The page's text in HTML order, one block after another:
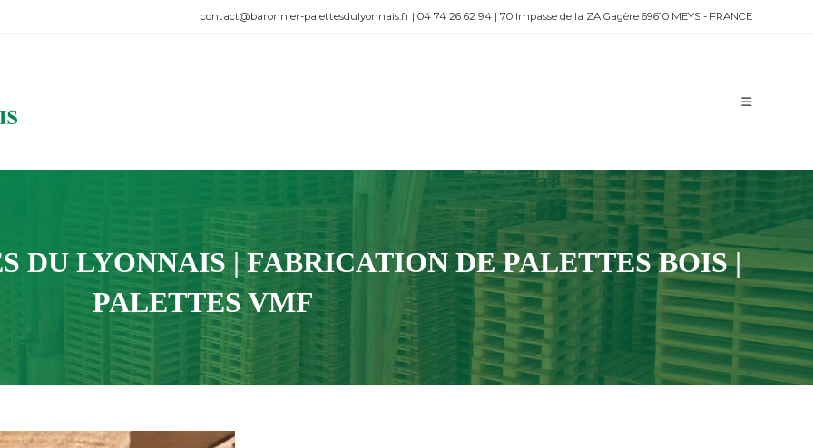
contact@baronnier-palettesdulyonnais.fr| 04 74 26 62 94| 70 Impasse de la ZA Gagère 69610 MEYS - FRANCE
DU LYONNAIS | FABRICATION DE PALETTES BOIS |
PALETTES VMF